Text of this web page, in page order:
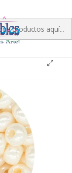
PERLADO
APROX)